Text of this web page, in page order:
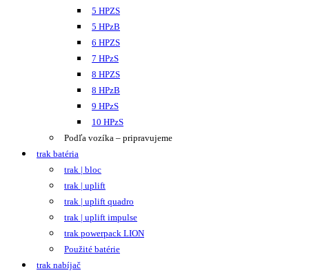
5 HPZS
5 HPzB
6 HPZS
7 HPzS
8 HPZS
8 HPzB
9 HPzS
10 HPzS
Podľa vozíka – pripravujeme
trak batéria
trak | bloc
trak | uplift
trak | uplift quadro
trak | uplift impulse
trak powerpack LION
Použité batérie
trak nabíjač